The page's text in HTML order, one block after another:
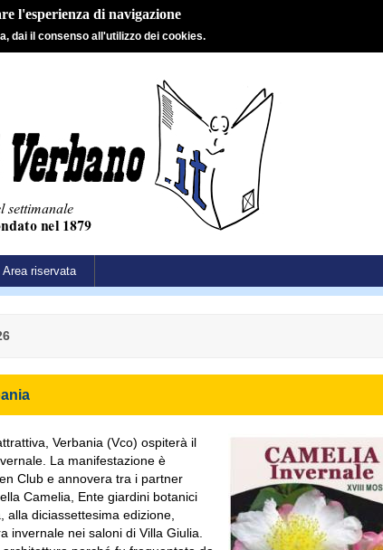
l'esperienza di navigazione
dai il consenso all'utilizzo dei cookies.
Area riservata
Verbania (Vco) ospiterà il
La manifestazione è
Club e annovera tra i partner
Camelia, Ente giardini botanici
alla diciassettesima edizione,
invernale nei saloni di Villa Giulia.